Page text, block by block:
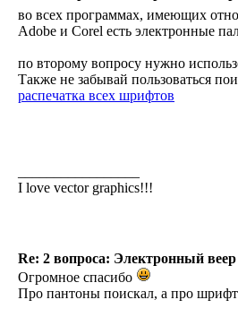
во всех программах, имеющих
Adobe и Corel есть электронные
по второму вопросу нужно
Также не забывай пользоваться
распечатка всех шрифтов
I love vector graphics!!!
Re: 2 вопроса: Электронный
Огромное спасибо
Про пантоны поискал, а про